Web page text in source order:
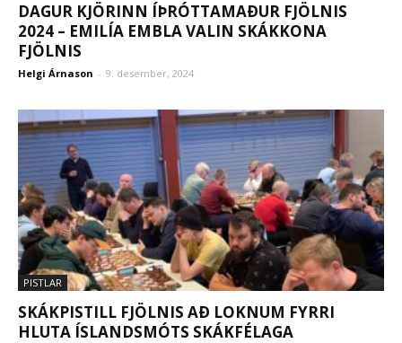
DAGUR KJÖRINN ÍÞRÓTTAMAÐUR FJÖLNIS
2024 – EMILÍA EMBLA VALIN SKÁKKONA
FJÖLNIS
Helgi Árnason - 9. desember, 2024
PISTLAR
SKÁKPISTILL FJÖLNIS AÐ LOKNUM FYRRI
HLUTA ÍSLANDSMÓTS SKÁKFÉLAGA